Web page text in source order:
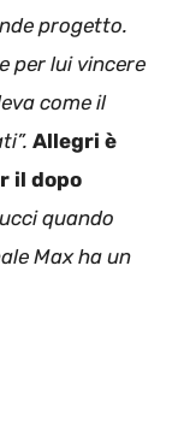
progetto.
per lui vincere
come il
Allegri è
il dopo
quando
Max ha un